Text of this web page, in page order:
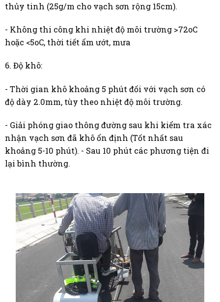
thủy tinh (25g/m cho vạch sơn rộng 15cm).
- Không thi công khi nhiệt độ môi trường >72oC
hoặc <5oC, thời tiết ẩm ướt, mưa
6. Độ khô:
- Thời gian khô khoảng 5 phút đối với vạch sơn có
độ dày 2.0mm, tùy theo nhiệt độ môi trường.
- Giải phóng giao thông đường sau khi kiểm tra xác
nhận vạch sơn đã khô ổn định (Tốt nhất sau
khoảng 5-10 phút). - Sau 10 phút các phương tiện đi
lại bình thường.